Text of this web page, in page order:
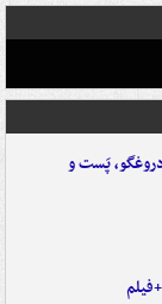
دروغگو، پَست‌ و